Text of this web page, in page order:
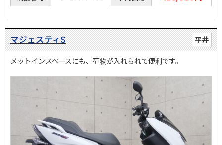
平井
マジェスティS
メットインスペースにも、荷物が入れられて便利です。